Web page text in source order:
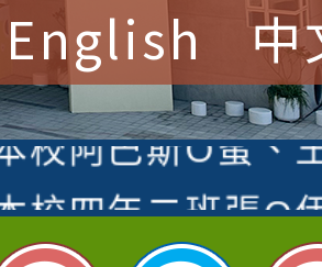
English 中
校參加桃園市中
君教師榮獲社
校阿巴斯O蜜、
桃園市科展 國
老師王老師、
語競賽國小朗讀
校參加桃園市中